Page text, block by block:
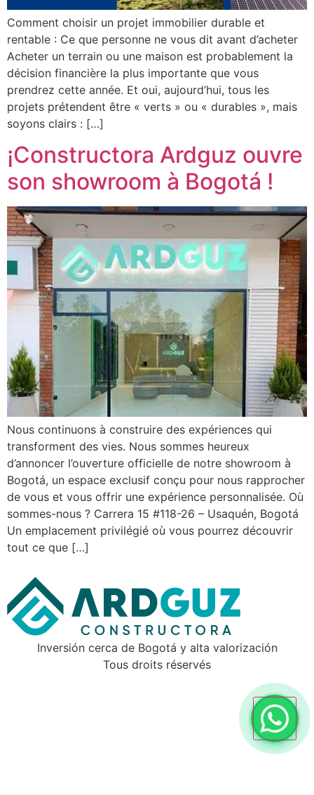
Comment choisir un projet immobilier durable et
rentable : Ce que personne ne vous dit avant d’acheter
Acheter un terrain ou une maison est probablement la
décision financière la plus importante que vous
prendrez cette année. Et oui, aujourd’hui, tous les
projets prétendent être « verts » ou « durables », mais
soyons clairs : […]
¡Constructora Ardguz ouvre
son showroom à Bogotá !
Nous continuons à construire des expériences qui
transforment des vies. Nous sommes heureux
d’annoncer l’ouverture officielle de notre showroom à
Bogotá, un espace exclusif conçu pour nous rapprocher
de vous et vous offrir une expérience personnalisée. Où
sommes-nous ? Carrera 15 #118-26 – Usaquén, Bogotá
Un emplacement privilégié où vous pourrez découvrir
tout ce que […]
Inversión cerca de Bogotá y alta valorización
Tous droits réservés